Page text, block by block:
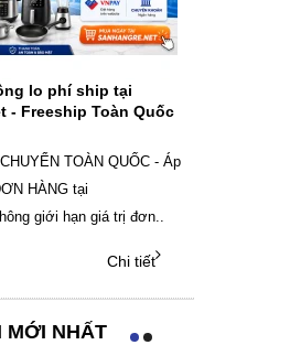
lo phí ship tại
- Freeship Toàn Quốc
TOÀN QUỐC - Áp
HÀNG tại
giới hạn giá trị đơn..
Chi tiết
MỚI NHẤT